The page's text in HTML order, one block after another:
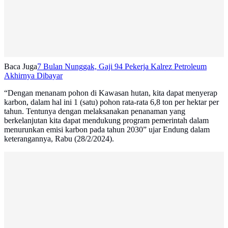
Baca Juga7 Bulan Nunggak, Gaji 94 Pekerja Kalrez Petroleum
Akhirnya Dibayar
“Dengan menanam pohon di Kawasan hutan, kita dapat menyerap
karbon, dalam hal ini 1 (satu) pohon rata-rata 6,8 ton per hektar per
tahun. Tentunya dengan melaksanakan penanaman yang
berkelanjutan kita dapat mendukung program pemerintah dalam
menurunkan emisi karbon pada tahun 2030” ujar Endung dalam
keterangannya, Rabu (28/2/2024).